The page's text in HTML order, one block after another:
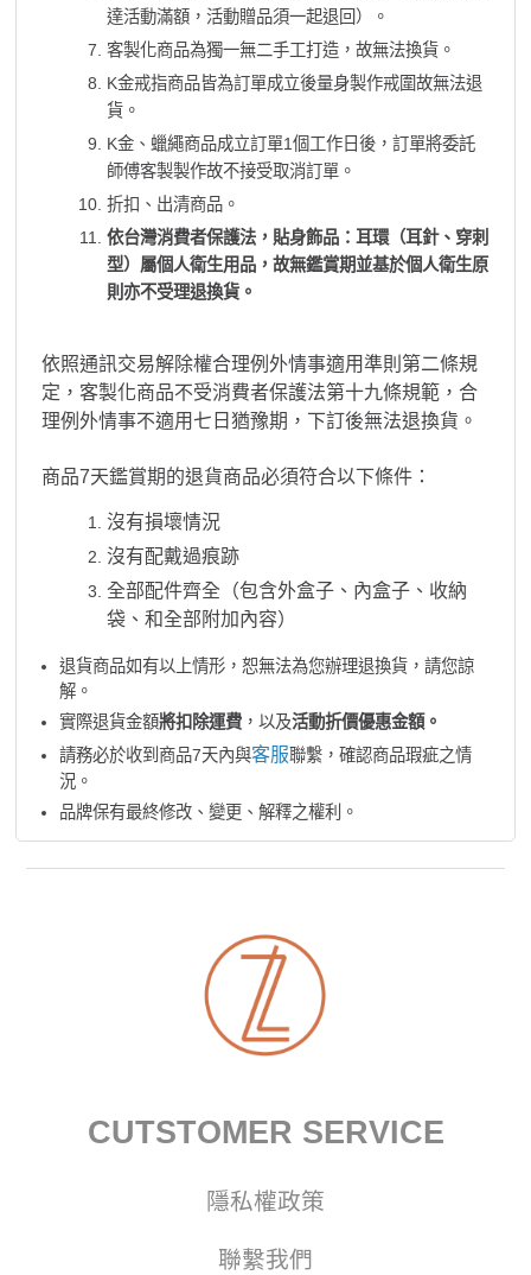
達活動滿額，活動贈品須一起退回）。
客製化商品為獨一無二手工打造，故無法換貨。
K金戒指商品皆為訂單成立後量身製作戒圍故無法退
貨。
K金、蠟繩商品成立訂單1個工作日後，訂單將委託
師傅客製製作故不接受取消訂單。
折扣、出清商品。
依台灣消費者保護法，貼身飾品：耳環（耳針、穿刺
型）屬個人衛生用品，故無鑑賞期並基於個人衛生原
則亦不受理退換貨。
依照通訊交易解除權合理例外情事適用準則第二條規
定，客製化商品不受消費者保護法第十九條規範，合
理例外情事不適用七日猶豫期，下訂後無法退換貨。
商品7天鑑賞期的退貨商品必須符合以下條件：
沒有損壞情況
沒有配戴過痕跡
全部配件齊全（包含外盒子、內盒子、收納
袋、和全部附加內容）
退貨商品如有以上情形，恕無法為您辦理退換貨，請您諒
解。
實際退貨金額將扣除運費，以及活動折價優惠金額。
請務必於收到商品7天內與客服聯繫，確認商品瑕疵之情
況。
品牌保有最終修改、變更、解釋之權利。
CUTSTOMER SERVICE
隱私權政策
聯繫我們